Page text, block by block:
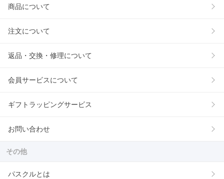
商品について
注文について
返品・交換・修理について
会員サービスについて
ギフトラッピングサービス
お問い合わせ
その他
パスクルとは